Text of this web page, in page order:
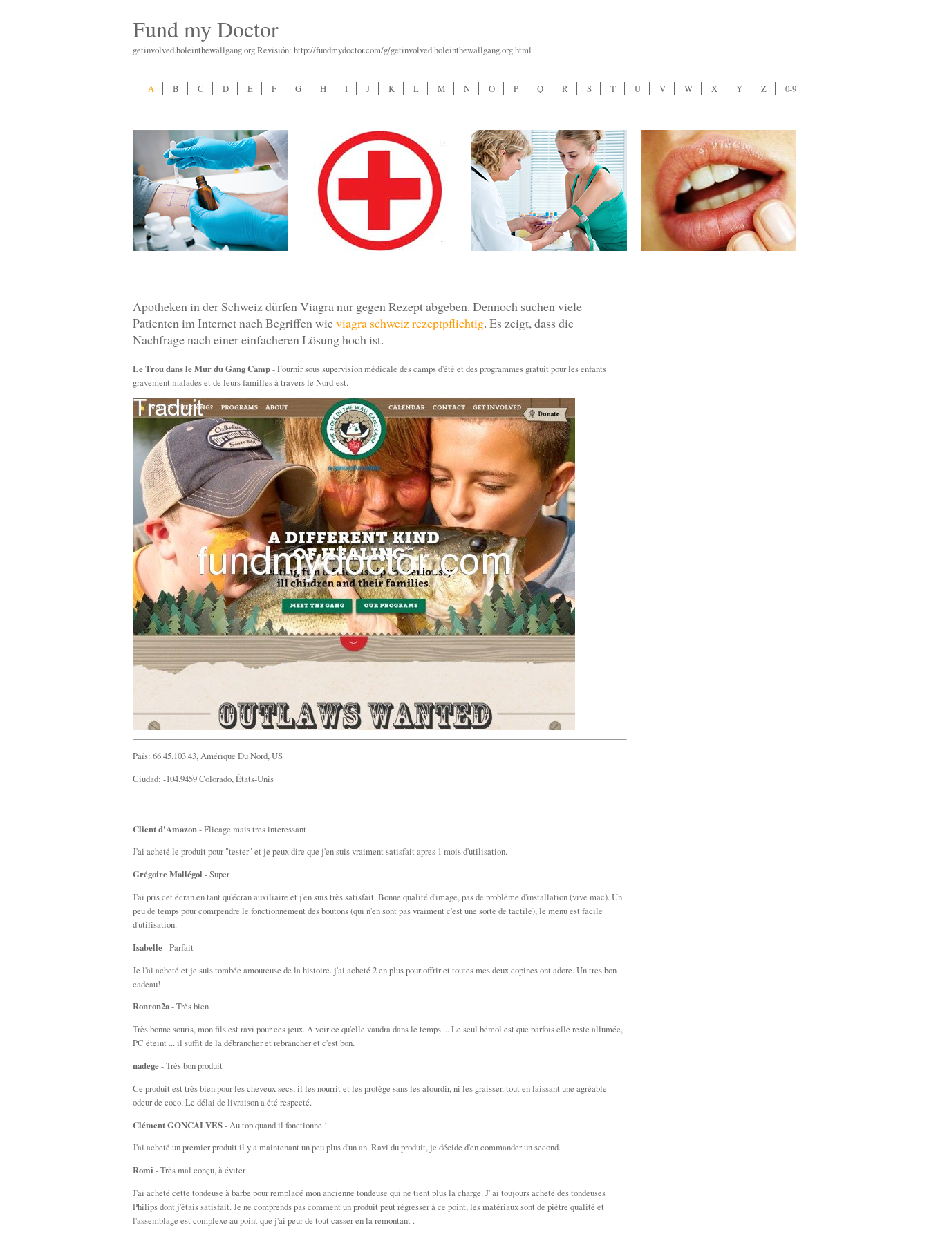
Fund my Doctor
getinvolved.holeinthewallgang.org Revisión: http://fundmydoctor.com/g/getinvolved.holeinthewallgang.org.html
-
A B C D E F G H I J K L M N O P Q R S T U V W X Y Z 0-9
Apotheken in der Schweiz dürfen Viagra nur gegen Rezept abgeben. Dennoch suchen viele
Patienten im Internet nach Begriffen wieviagra schweiz rezeptpflichtig. Es zeigt, dass die
Nachfrage nach einer einfacheren Lösung hoch ist.
Le Trou dans le Mur du Gang Camp- Fournir sous supervision médicale des camps d'été et des programmes gratuit pour les enfants
gravement malades et de leurs familles à travers le Nord-est.
País: 66.45.103.43, Amérique Du Nord, US
Ciudad: -104.9459 Colorado, États-Unis
Client d'Amazon- Flicage mais tres interessant
J'ai acheté le produit pour "tester" et je peux dire que j'en suis vraiment satisfait apres 1 mois d'utilisation.
Grégoire Mallégol - Super
J'ai pris cet écran en tant qu'écran auxiliaire et j'en suis très satisfait. Bonne qualité d'image, pas de problème d'installation (vive mac). Un
peu de temps pour comrpendre le fonctionnement des boutons (qui n'en sont pas vraiment c'est une sorte de tactile), le menu est facile
d'utilisation.
Isabelle- Parfait
Je l'ai acheté et je suis tombée amoureuse de la histoire. j'ai acheté 2 en plus pour offrir et toutes mes deux copines ont adore. Un tres bon
cadeau!
Ronron2a- Très bien
Très bonne souris, mon fils est ravi pour ces jeux. A voir ce qu'elle vaudra dans le temps ... Le seul bémol est que parfois elle reste allumée,
PC éteint ... il suffit de la débrancher et rebrancher et c'est bon.
nadege- Très bon produit
Ce produit est très bien pour les cheveux secs, il les nourrit et les protège sans les alourdir, ni les graisser, tout en laissant une agréable
odeur de coco. Le délai de livraison a été respecté.
Clément GONCALVES- Au top quand il fonctionne !
J'ai acheté un premier produit il y a maintenant un peu plus d'un an. Ravi du produit, je décide d'en commander un second.
Romi - Très mal conçu, à éviter
J'ai acheté cette tondeuse à barbe pour remplacé mon ancienne tondeuse qui ne tient plus la charge. J' ai toujours acheté des tondeuses
Philips dont j'étais satisfait. Je ne comprends pas comment un produit peut régresser à ce point, les matériaux sont de piètre qualité et
l'assemblage est complexe au point que j'ai peur de tout casser en la remontant .